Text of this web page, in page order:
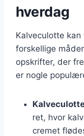
hverdag
Kalveculotte
forskellige
opskrifter, der
er nogle
ret, hvor
cremet